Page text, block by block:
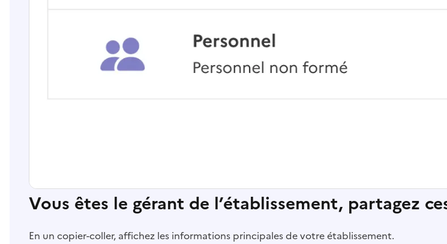
Vous êtes le gérant de l’établissement, partagez
En un copier-coller, affichez les informations principales de votre établissement.